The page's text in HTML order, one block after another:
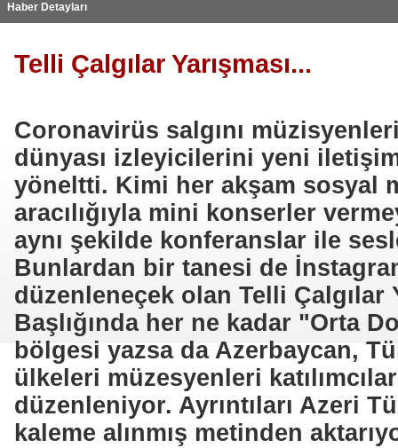
Haber Detayları
Telli Çalgılar Yarışması...
Coronavirüs salgını
dünyası izleyicilerini yeni
yöneltti. Kimi her akşam sosyal
aracılığıyla mini konserler
aynı şekilde konferanslar ile
Bunlardan bir tanesi de
düzenleneçek olan Telli Çalgılar
Başlığında her ne kadar "Orta
bölgesi yazsa da Azerbaycan,
ülkeleri müzesyenleri
düzenleniyor. Ayrıntıları Azeri
kaleme alınmış metinden